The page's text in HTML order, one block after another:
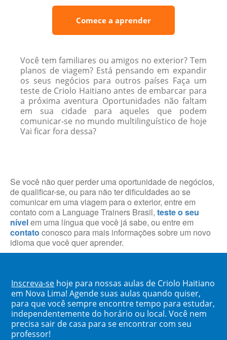
Comece a aprender
Você tem familiares ou amigos no exterior? Tem
planos de viagem? Está pensando em expandir
os seus negócios para outros países Faça um
teste de Criolo Haitiano antes de embarcar para
a próxima aventura Oportunidades não faltam
em sua cidade para aqueles que podem
comunicar-se no mundo multilinguístico de hoje
Vai ficar fora dessa?
Se você não quer perder uma oportunidade de negócios,
de qualificar-se, ou para não ter dificuldades ao se
comunicar em uma viagem para o exterior, entre em
contato com a Language Trainers Brasil, teste o seu
nívelem uma língua que você já sabe, ou entre em
contato conosco para mais informações sobre um novo
idioma que você quer aprender.
Inscreva-se hoje para nossas aulas de Criolo Haitiano
em Nova Lima! Agende suas aulas quando quiser,
para que você sempre encontre tempo para estudar,
independentemente do horário ou local. Você nem
precisa sair de casa para se encontrar com seu
professor!